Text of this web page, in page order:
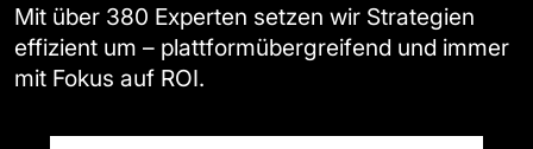
Mit über 380 Experten setzen wir Strategien
effizient um – plattformübergreifend und immer
mit Fokus auf ROI.